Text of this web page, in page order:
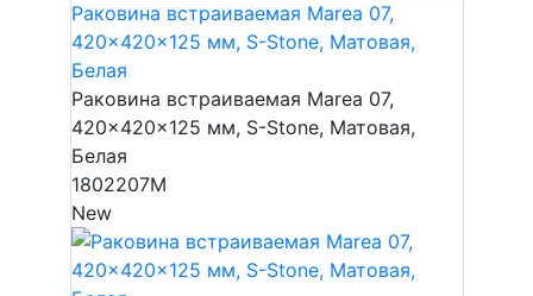
Раковина встраиваемая Marea 07,
420x420x125 мм, S-Stone, Матовая,
Белая
Раковина встраиваемая Marea 07,
420x420x125 мм, S-Stone, Матовая,
Белая
1802207M
New